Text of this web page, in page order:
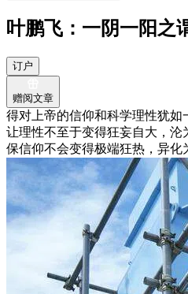
叶鹏飞：一阴一阳之
订户
赠阅文章
得对上帝的信仰和科学理性犹
让理性不至于变得狂妄自大，
保信仰不会变得极端狂热，异化